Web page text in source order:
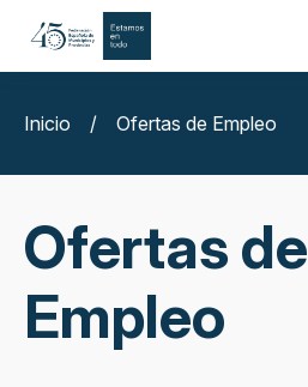
Inicio
/ Ofertas de Empleo
Ofertas de
Empleo